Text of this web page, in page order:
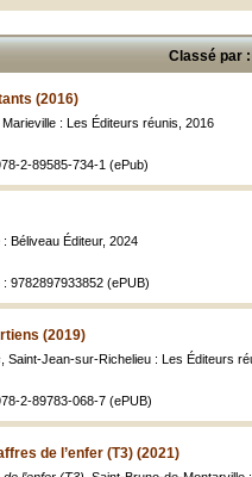
Classé par :
(2016)
, Marieville : Les Éditeurs réunis, 2016
2-89585-734-1 (ePub)
: Béliveau Éditeur, 2024
9782897933852 (ePUB)
(2019)
, Saint-Jean-sur-Richelieu : Les Éditeurs
2-89783-068-7 (ePUB)
de l’enfer (T3) (2021)